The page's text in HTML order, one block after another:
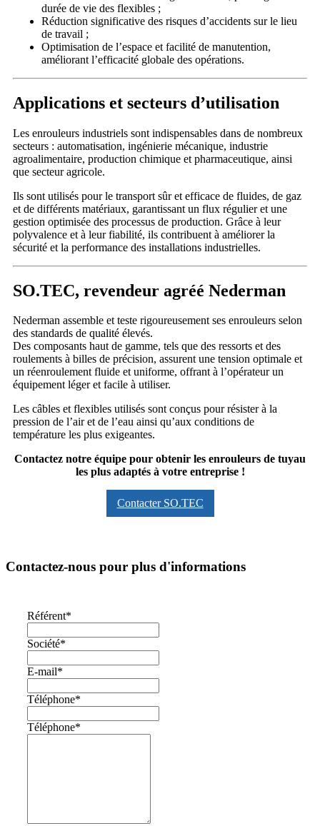
durée de vie des flexibles ;
Réduction significative des risques d’accidents sur le lieu
de travail ;
Optimisation de l’espace et facilité de manutention,
améliorant l’efficacité globale des opérations.
Applications et secteurs d’utilisation
Les enrouleurs industriels sont indispensables dans de nombreux
secteurs : automatisation, ingénierie mécanique, industrie
agroalimentaire, production chimique et pharmaceutique, ainsi
que secteur agricole.
Ils sont utilisés pour le transport sûr et efficace de fluides, de gaz
et de différents matériaux, garantissant un flux régulier et une
gestion optimisée des processus de production. Grâce à leur
polyvalence et à leur fiabilité, ils contribuent à améliorer la
sécurité et la performance des installations industrielles.
SO.TEC, revendeur agréé Nederman
Nederman assemble et teste rigoureusement ses enrouleurs selon
des standards de qualité élevés.
Des composants haut de gamme, tels que des ressorts et des
roulements à billes de précision, assurent une tension optimale et
un réenroulement fluide et uniforme, offrant à l’opérateur un
équipement léger et facile à utiliser.
Les câbles et flexibles utilisés sont conçus pour résister à la
pression de l’air et de l’eau ainsi qu’aux conditions de
température les plus exigeantes.
Contactez notre équipe pour obtenir les enrouleurs de tuyau
les plus adaptés à votre entreprise !
Contacter SO.TEC
Contactez-nous pour plus d'informations
Référent*
Société*
E-mail*
Téléphone*
Téléphone*